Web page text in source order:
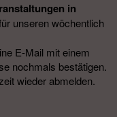
in
unseren wöchentlich
E-Mail mit einem
nochmals bestätigen.
wieder abmelden.​